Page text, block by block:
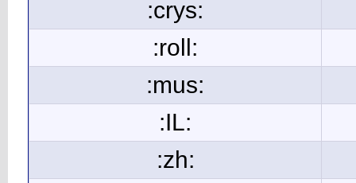
:crys:
:roll:
:mus:
:IL:
:zh: